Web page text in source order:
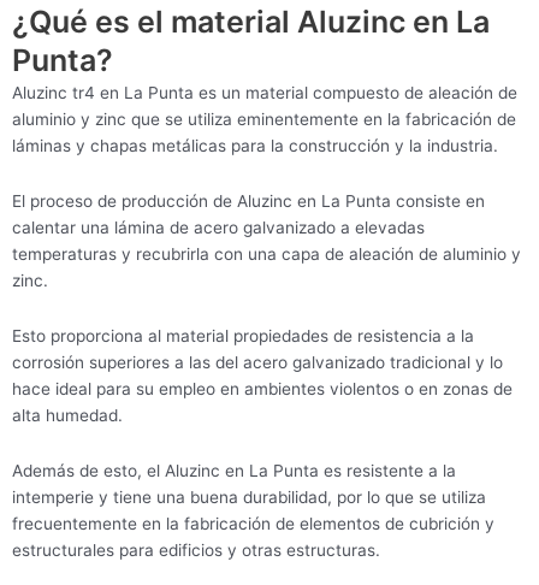
¿Qué es el material Aluzinc en La
Punta?
Aluzinc tr4 en La Punta es un material compuesto de aleación de
aluminio y zinc que se utiliza eminentemente en la fabricación de
láminas y chapas metálicas para la construcción y la industria.
El proceso de producción de Aluzinc en La Punta consiste en
calentar una lámina de acero galvanizado a elevadas
temperaturas y recubrirla con una capa de aleación de aluminio y
zinc.
Esto proporciona al material propiedades de resistencia a la
corrosión superiores a las del acero galvanizado tradicional y lo
hace ideal para su empleo en ambientes violentos o en zonas de
alta humedad.
Además de esto, el Aluzinc en La Punta es resistente a la
intemperie y tiene una buena durabilidad, por lo que se utiliza
frecuentemente en la fabricación de elementos de cubrición y
estructurales para edificios y otras estructuras.